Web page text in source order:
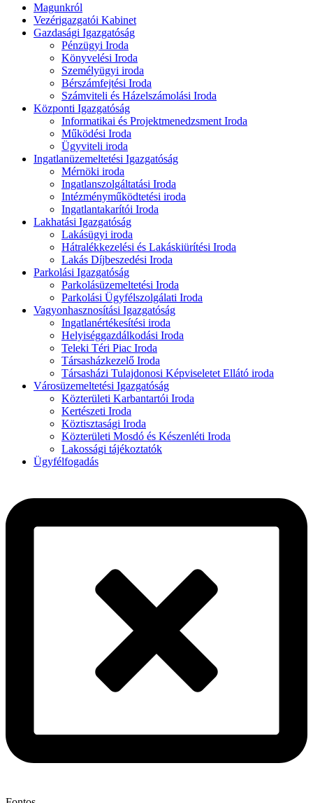
Magunkról
Vezérigazgatói Kabinet
Gazdasági Igazgatóság
Pénzügyi Iroda
Könyvelési Iroda
Személyügyi iroda
Bérszámfejtési Iroda
Számviteli és Házelszámolási Iroda
Központi Igazgatóság
Informatikai és Projektmenedzsment Iroda
Működési Iroda
Ügyviteli iroda
Ingatlanüzemeltetési Igazgatóság
Mérnöki iroda
Ingatlanszolgáltatási Iroda
Intézményműködtetési iroda
Ingatlantakarítói Iroda
Lakhatási Igazgatóság
Lakásügyi iroda
Hátralékkezelési és Lakáskiürítési Iroda
Lakás Díjbeszedési Iroda
Parkolási Igazgatóság
Parkolásüzemeltetési Iroda
Parkolási Ügyfélszolgálati Iroda
Vagyonhasznosítási Igazgatóság
Ingatlanértékesítési iroda
Helyiséggazdálkodási Iroda
Teleki Téri Piac Iroda
Társasházkezelő Iroda
Társasházi Tulajdonosi Képviseletet Ellátó iroda
Városüzemeltetési Igazgatóság
Közterületi Karbantartói Iroda
Kertészeti Iroda
Köztisztasági Iroda
Közterületi Mosdó és Készenléti Iroda
Lakossági tájékoztatók
Ügyfélfogadás